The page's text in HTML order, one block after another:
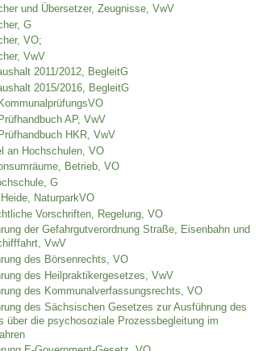
und Übersetzer, Zeugnisse, VwV
G
VO;
VwV
2011/2012, BegleitG
2015/2016, BegleitG
AP, VwV
HKR, VwV
an Hochschulen, VO
Betrieb, VO
G
NaturparkVO
Vorschriften, Regelung, VO
der Gefahrgutverordnung Straße, Eisenbahn und
VwV
des Börsenrechts, VO
des Heilpraktikergesetzes, VwV
des Kommunalverfassungsrechts, VO
des Sächsischen Gesetzes zur Ausführung des
über die psychosoziale Prozessbegleitung im